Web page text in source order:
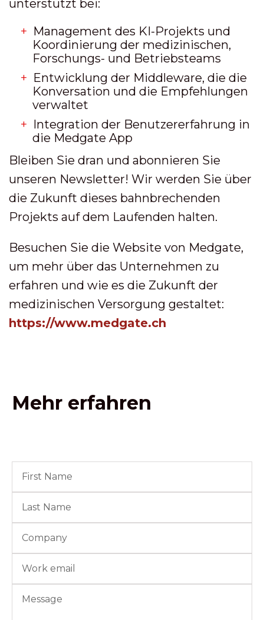
unterstützt bei:
Management des KI-Projekts und
Koordinierung der medizinischen,
Forschungs- und Betriebsteams
Entwicklung der Middleware, die die
Konversation und die Empfehlungen
verwaltet
Integration der Benutzererfahrung in
die Medgate App
Bleiben Sie dran und abonnieren Sie
unseren Newsletter! Wir werden Sie über
die Zukunft dieses bahnbrechenden
Projekts auf dem Laufenden halten.
Besuchen Sie die Website von Medgate,
um mehr über das Unternehmen zu
erfahren und wie es die Zukunft der
medizinischen Versorgung gestaltet:
https://www.medgate.ch
Mehr erfahren